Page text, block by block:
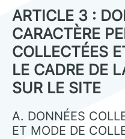
ARTICLE 3 :
CARACTÈRE
COLLECTÉES
LE CADRE DE
SUR LE SITE
A. DONNÉES
ET MODE DE